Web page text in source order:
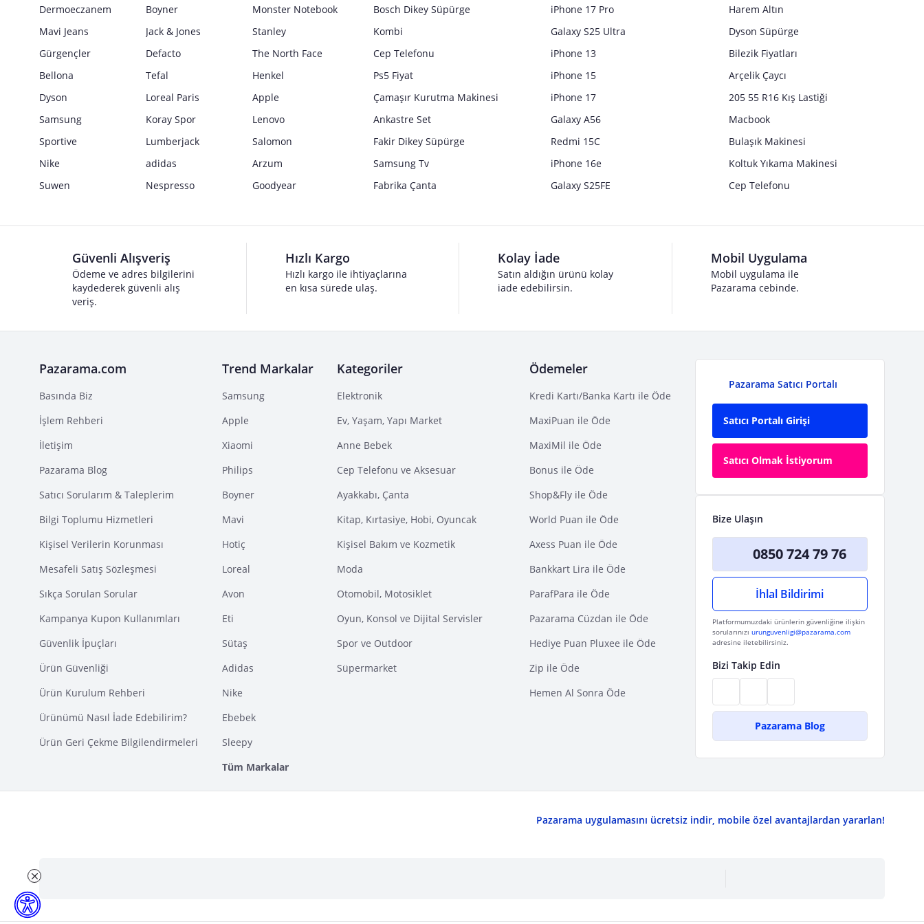
Dermoeczanem
Boyner
Monster Notebook
Mavi Jeans
Jack & Jones
Stanley
Gürgençler
Defacto
The North Face
Bellona
Tefal
Henkel
Dyson
Loreal Paris
Apple
Samsung
Koray Spor
Lenovo
Sportive
Lumberjack
Salomon
Nike
adidas
Arzum
Suwen
Nespresso Goodyear
Bosch Dikey Süpürge
Kombi
Cep Telefonu
Ps5 Fiyat
Çamaşır Kurutma Makinesi
Ankastre Set
Fakir Dikey Süpürge
Samsung Tv
Fabrika Çanta
iPhone 17 Pro
Galaxy S25 Ultra
iPhone 13
iPhone 15
iPhone 17
Galaxy A56
Redmi 15C
iPhone 16e
Galaxy S25FE
Harem Altın
Dyson Süpürge
Bilezik Fiyatları
Arçelik Çaycı
205 55 R16 Kış Lastiği
Macbook
Bulaşık Makinesi
Koltuk Yıkama Makinesi
Cep Telefonu
Güvenli Alışveriş
Ödeme ve adres bilgilerini
kaydederek güvenli alış
veriş.
Hızlı Kargo
Hızlı kargo ile ihtiyaçlarına
en kısa sürede ulaş.
Kolay İade
Satın aldığın ürünü kolay
iade edebilirsin.
Mobil Uygulama
Mobil uygulama ile
Pazarama cebinde.
Pazarama.com
Basında Biz
İşlem Rehberi
İletişim
Pazarama Blog
Satıcı Sorularım & Taleplerim
Bilgi Toplumu Hizmetleri
Kişisel Verilerin Korunması
Mesafeli Satış Sözleşmesi
Sıkça Sorulan Sorular
Kampanya Kupon Kullanımları
Güvenlik İpuçları
Ürün Güvenliği
Ürün Kurulum Rehberi
Ürünümü Nasıl İade Edebilirim?
Ürün Geri Çekme Bilgilendirmeleri
Trend Markalar
Samsung
Apple
Xiaomi
Philips
Boyner
Mavi
Hotiç
Loreal
Avon
Eti
Sütaş
Adidas
Nike
Ebebek
Sleepy
Tüm Markalar
Kategoriler
Elektronik
Ev, Yaşam, Yapı Market
Anne Bebek
Cep Telefonu ve Aksesuar
Ayakkabı, Çanta
Kitap, Kırtasiye, Hobi, Oyuncak
Kişisel Bakım ve Kozmetik
Moda
Otomobil, Motosiklet
Oyun, Konsol ve Dijital Servisler
Spor ve Outdoor
Süpermarket
Ödemeler
Kredi Kartı/Banka Kartı ile Öde
MaxiPuan ile Öde
MaxiMil ile Öde
Bonus ile Öde
Shop&Fly ile Öde
World Puan ile Öde
Axess Puan ile Öde
Bankkart Lira ile Öde
ParafPara ile Öde
Pazarama Cüzdan ile Öde
Hediye Puan Pluxee ile Öde
Zip ile Öde
Hemen Al Sonra Öde
Pazarama Satıcı Portalı
Satıcı Portalı Girişi
Satıcı Olmak İstiyorum
Bize Ulaşın
0850 724 79 76
İhlal Bildirimi
Platformumuzdaki ürünlerin güvenliğine ilişkin
sorularınızı urunguvenligi@pazarama.com
adresine iletebilirsiniz.
Bizi Takip Edin
Pazarama Blog
Pazarama uygulamasını ücretsiz indir, mobile özel avantajlardan yararlan!